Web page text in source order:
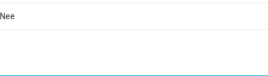
Nee